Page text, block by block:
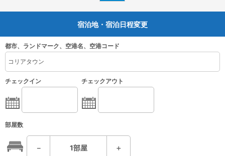
宿泊地・宿泊日程変更
都市、ランドマーク、空港名、空港コード
チェックイン チェックアウト
部屋数
－ 1部屋 ＋